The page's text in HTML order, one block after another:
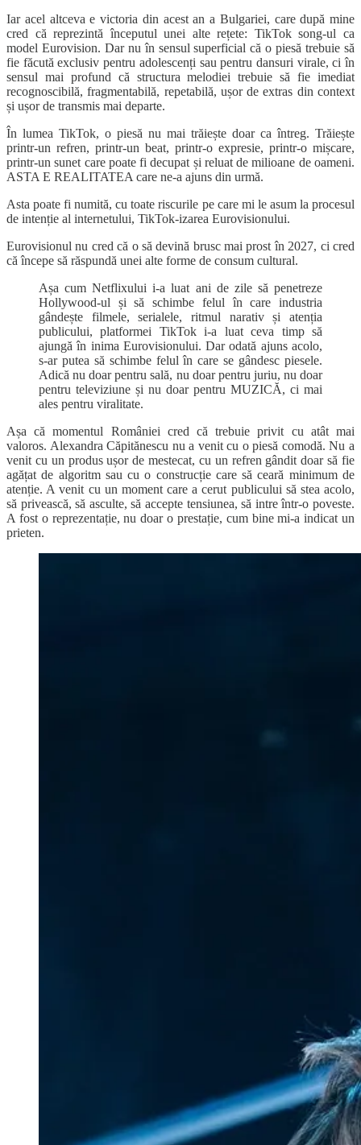
Iar acel altceva e victoria din acest an a Bulgariei, care după mine
cred că reprezintă începutul unei alte rețete: TikTok song-ul ca
model Eurovision. Dar nu în sensul superficial că o piesă trebuie să
fie făcută exclusiv pentru adolescenți sau pentru dansuri virale, ci în
sensul mai profund că structura melodiei trebuie să fie imediat
recognoscibilă, fragmentabilă, repetabilă, ușor de extras din context
și ușor de transmis mai departe.
În lumea TikTok, o piesă nu mai trăiește doar ca întreg. Trăiește
printr-un refren, printr-un beat, printr-o expresie, printr-o mișcare,
printr-un sunet care poate fi decupat și reluat de milioane de oameni.
ASTA E REALITATEA care ne-a ajuns din urmă.
Asta poate fi numită, cu toate riscurile pe care mi le asum la procesul
de intenție al internetului, TikTok-izarea Eurovisionului.
Eurovisionul nu cred că o să devină brusc mai prost în 2027, ci cred
că începe să răspundă unei alte forme de consum cultural.
Așa cum Netflixului i-a luat ani de zile să penetreze
Hollywood-ul și să schimbe felul în care industria
gândește filmele, serialele, ritmul narativ și atenția
publicului, platformei TikTok i-a luat ceva timp să
ajungă în inima Eurovisionului. Dar odată ajuns acolo,
s-ar putea să schimbe felul în care se gândesc piesele.
Adică nu doar pentru sală, nu doar pentru juriu, nu doar
pentru televiziune și nu doar pentru MUZICĂ, ci mai
ales pentru viralitate.
Așa că momentul României cred că trebuie privit cu atât mai
valoros. Alexandra Căpitănescu nu a venit cu o piesă comodă. Nu a
venit cu un produs ușor de mestecat, cu un refren gândit doar să fie
agățat de algoritm sau cu o construcție care să ceară minimum de
atenție. A venit cu un moment care a cerut publicului să stea acolo,
să privească, să asculte, să accepte tensiunea, să intre într-o poveste.
A fost o reprezentație, nu doar o prestație, cum bine mi-a indicat un
prieten.